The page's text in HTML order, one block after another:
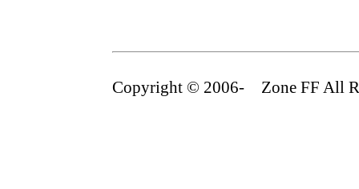
Copyright © 2006- Zone FF All